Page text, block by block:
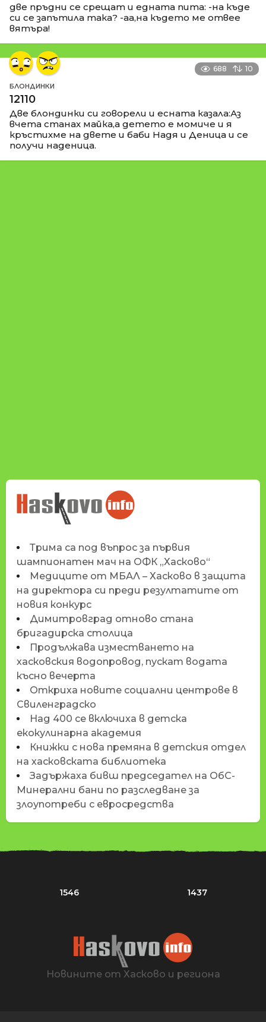
две пръдни се срещат и едната пита: -на къде
си се запътила така? -аа,на където ме отвее
вятъра!
688 10
БЛОНДИНКИ
12110
Две блондинки си говорели и есната казала:Аз
вчета станах майка,а детето е момиче и я
кръстихме на двете и баби Надя и Деница и се
получи наденица.
НОВИНИТЕ НА
HASKOVO.INFO
Трима са под въпрос за първия
шампионатен мач на ОФК „Хасково“
Медиците от МБАЛ – Хасково в защита
на директора си преди резултатите от
новия конкурс
Димитровград отново стана
бригадирска столица
Продължава изместването на
хасковския водопровод, пускат водата
късно вечерта
Откриха новите социални центрове в
Свиленградско
Над 400 се включиха в детска
екокулинарна академия
Книжки с нова премяна в детския отдел
на хасковската библиотека
Задържаха бивш председател на ОбС-
Минерални бани по разследване за
злоупотреби с евросредства
1546 1437
Новините от Хасково и региона